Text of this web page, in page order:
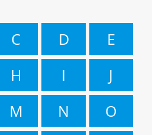
C D
E
H I
J
M N
O